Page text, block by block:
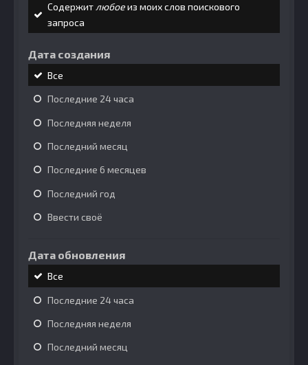
Содержитлюбоеиз моих слов поискового
запроса
Дата создания
Все
Последние 24 часа
Последняя неделя
Последний месяц
Последние 6 месяцев
Последний год
Ввести своё
Дата обновления
Все
Последние 24 часа
Последняя неделя
Последний месяц